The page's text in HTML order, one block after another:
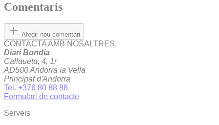
Comentaris
Afegir nou comentari
CONTACTA AMB NOSALTRES
Diari Bondia
Callaueta, 4, 1r
AD500 Andorra la Vella
Principat d'Andorra
Tel. +376 80 88 88
Formulari de contacte
Serveis